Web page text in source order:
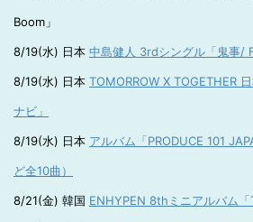
Boom」
8/19(水) 日本 中島健人 3rdシングル「鬼事/
8/19(水) 日本 TOMORROW X TOGETHER
ナビ」
8/19(水) 日本 アルバム「PRODUCE 101
ど全10曲）
8/21(金) 韓国 ENHYPEN 8thミニアルバム「